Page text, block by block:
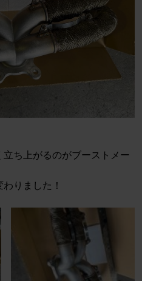
ち上がるのがブーストメー
りました！